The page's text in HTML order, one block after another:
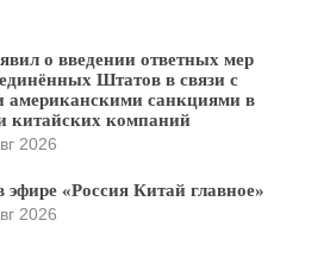
о введении ответных мер
Штатов в связи с
американскими санкциями в
китайских компаний
2026
эфире «Россия Китай главное»
2026